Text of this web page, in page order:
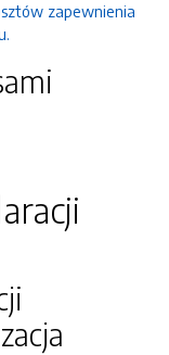
zapewnienia